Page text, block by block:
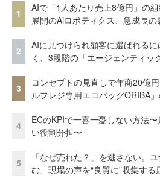
1
AIで「1人あたり売上8億円」の
展開のAiロボティクス、急成長の
2
AIに見つけられ顧客に選ばれる
く、3段階の「エージェンティッ
3
コンセプトの見直しで年商20億
ルフレジ専用エコバッグORIBA
4
ECのKPIで一喜一憂しない方法
い役割分担〜
5
「なぜ売れた？」を逃さない。
む、現場の声を“良質に”収集する